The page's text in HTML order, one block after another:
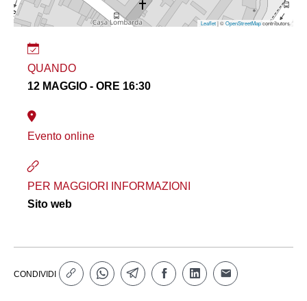
Leaflet| ©OpenStreetMapcontributors
QUANDO
12 MAGGIO - ORE 16:30
Evento online
PER MAGGIORI INFORMAZIONI
Sito web
CONDIVIDI